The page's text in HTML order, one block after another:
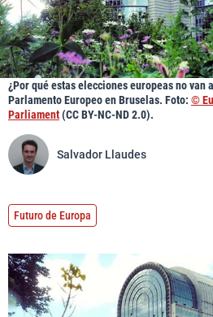
¿Por qué estas elecciones europeas no van
Parlamento Europeo en Bruselas. Foto: ©
Parliament(CC BY-NC-ND 2.0).
Salvador Llaudes
Futuro de Europa